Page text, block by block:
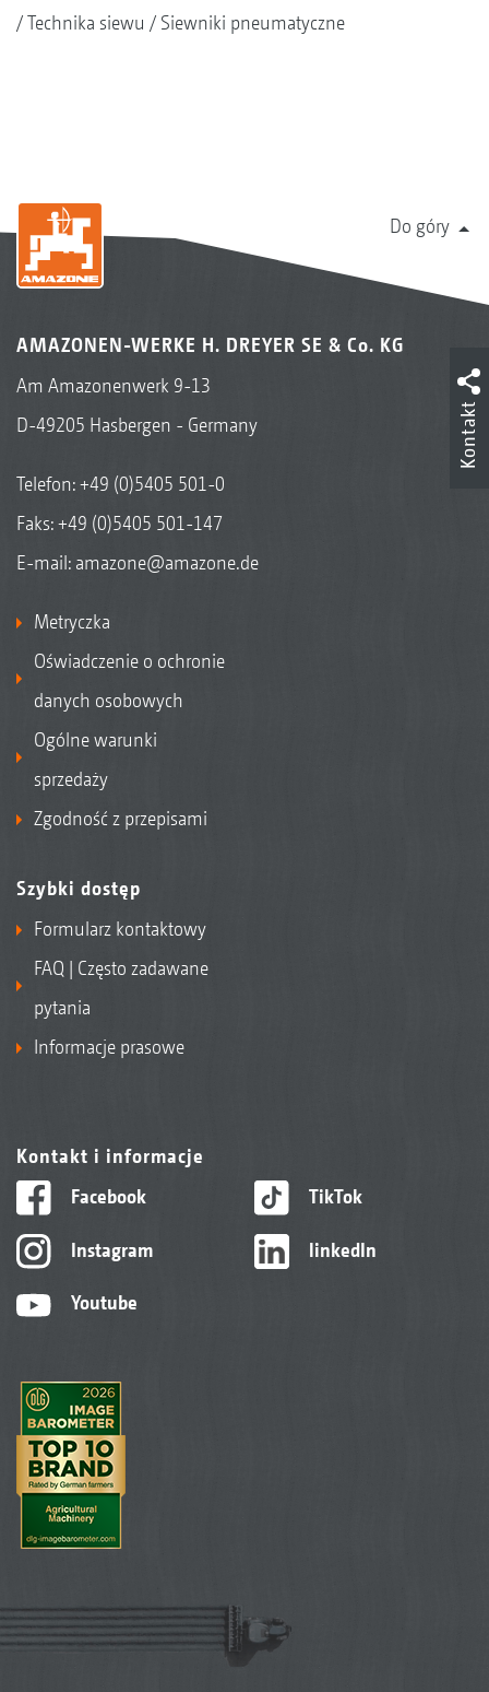
Technika siewu
Siewniki pneumatyczne
Do góry
AMAZONEN-WERKE H. DREYER SE & Co. KG
Am Amazonenwerk 9-13
D-49205 Hasbergen - Germany
Telefon:+49 (0)5405 501-0
Faks: +49 (0)5405 501-147
E-mail: amazone@amazone.de
Metryczka
Oświadczenie o ochronie
danych osobowych
Ogólne warunki
sprzedaży
Zgodność z przepisami
Szybki dostęp
Formularz kontaktowy
FAQ | Często zadawane
pytania
Informacje prasowe
Kontakt i informacje
Facebook
Instagram
Youtube
TikTok
linkedIn
Kontakt